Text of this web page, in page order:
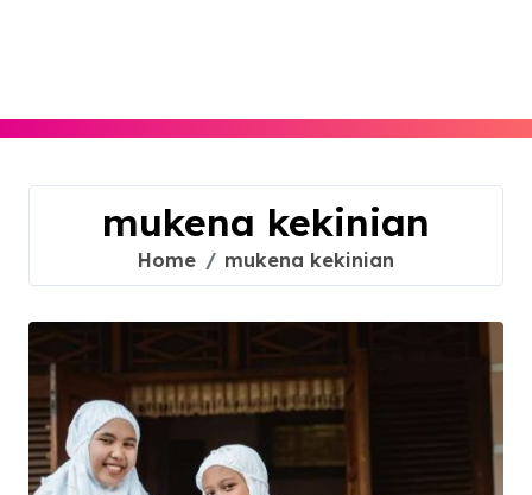
mukena kekinian
Home mukena kekinian